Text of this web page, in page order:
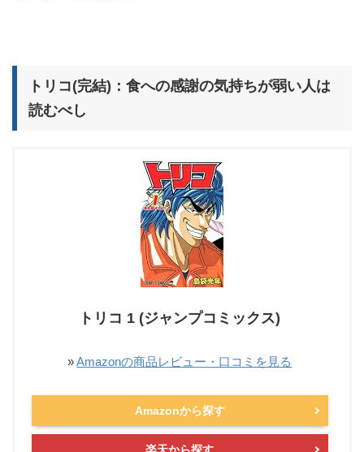
トリコ(完結)：食への感謝の気持ちが弱い人は
読むべし
トリコ 1 (ジャンプコミックス)
»Amazonの商品レビュー・口コミを見る
Amazonから探す
楽天から探す